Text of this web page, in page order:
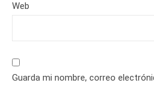
Web
Guarda mi nombre, correo